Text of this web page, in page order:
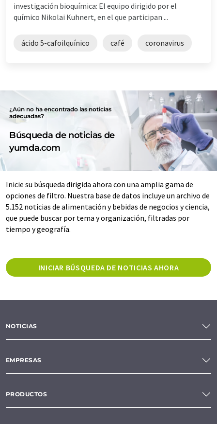
investigación bioquímica: El equipo dirigido por el
químico Nikolai Kuhnert, en el que participan ...
ácido 5-cafoilquínico café coronavirus
¿Aún no ha encontrado las noticias
adecuadas?
Búsqueda de noticias de
yumda.com
Inicie su búsqueda dirigida ahora con una amplia gama de
opciones de filtro. Nuestra base de datos incluye un archivo de
5.152 noticias de alimentación y bebidas de negocios y ciencia,
que puede buscar por tema y organización, filtradas por
tiempo y geografía.
INICIAR BÚSQUEDA DE NOTICIAS AHORA
NOTICIAS
EMPRESAS
PRODUCTOS